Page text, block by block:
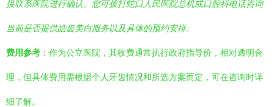
接联系医院进行确认。您可拨打蛇口人民医院总机或口腔科电话咨询
当前是否提供皓齿美白服务以及具体的预约安排。
费用参考 ：作为公立医院，其收费通常执行政府指导价，相对透明合
理，但具体费用需根据个人牙齿情况和所选方案而定，可在咨询时详
细了解。